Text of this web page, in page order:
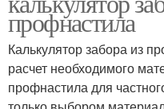
профнастила
Калькулятор забора из
расчет необходимого
профнастила для